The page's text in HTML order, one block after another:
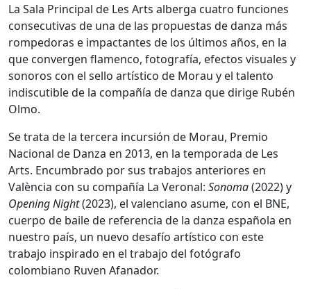
La Sala Principal de Les Arts alberga cuatro funciones
consecutivas de una de las propuestas de danza más
rompedoras e impactantes de los últimos años, en la
que convergen flamenco, fotografía, efectos visuales y
sonoros con el sello artístico de Morau y el talento
indiscutible de la compañía de danza que dirige Rubén
Olmo.
Se trata de la tercera incursión de Morau, Premio
Nacional de Danza en 2013, en la temporada de Les
Arts. Encumbrado por sus trabajos anteriores en
València con su compañía La Veronal: Sonoma(2022) y
Opening Night(2023), el valenciano asume, con el BNE,
cuerpo de baile de referencia de la danza española en
nuestro país, un nuevo desafío artístico con este
trabajo inspirado en el trabajo del fotógrafo
colombiano Ruven Afanador.